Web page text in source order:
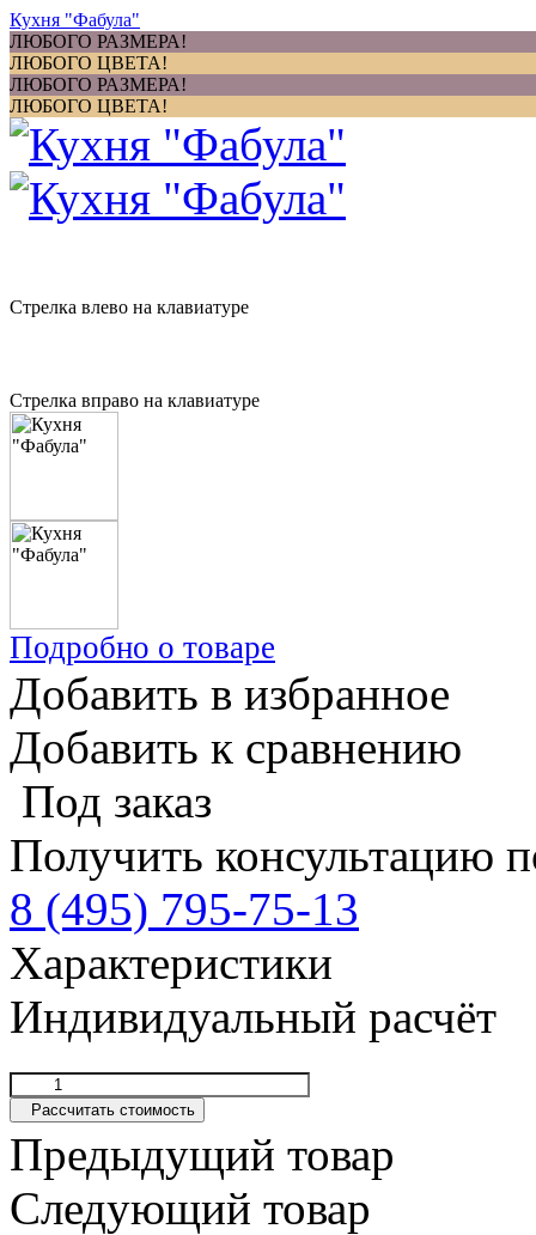
Кухня "Фабула"
ЛЮБОГО РАЗМЕРА!
ЛЮБОГО ЦВЕТА!
ЛЮБОГО РАЗМЕРА!
ЛЮБОГО ЦВЕТА!
Стрелка влево на клавиатуре
Стрелка вправо на клавиатуре
Подробно о товаре
Добавить в избранное
Добавить к сравнению
Под заказ
Получить консультацию
8 (495) 795-75-13
Характеристики
Индивидуальный расчёт
Рассчитать стоимость
Предыдущий товар
Следующий товар